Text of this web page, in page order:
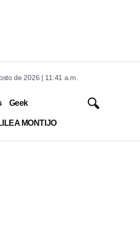
de 2026 | 11:41 a.m.
Geek
MONTIJO